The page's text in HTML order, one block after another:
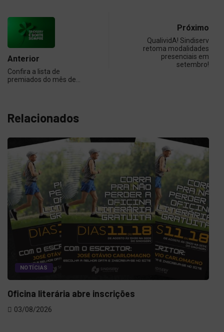
Anterior
Confira a lista de
premiados do mês de…
Próximo
QualividA! Sindiserv
retoma modalidades
presenciais em
setembro!
Relacionados
NOTÍCIAS
Oficina literária abre inscrições
03/08/2026